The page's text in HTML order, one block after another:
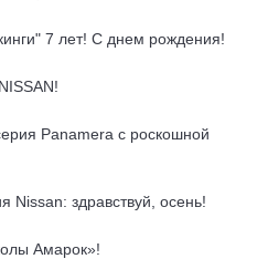
7 лет! С днем рождения!
Panamera с роскошной
Nissan: здравствуй, осень!
Амарок»!